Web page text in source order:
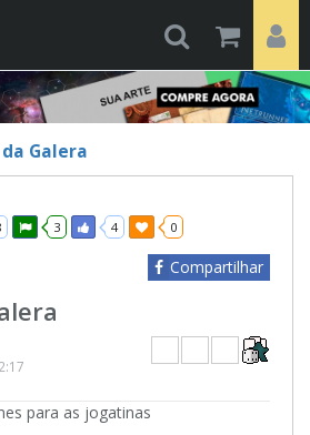
Galera
3 4 0
Compartilhar
para as jogatinas